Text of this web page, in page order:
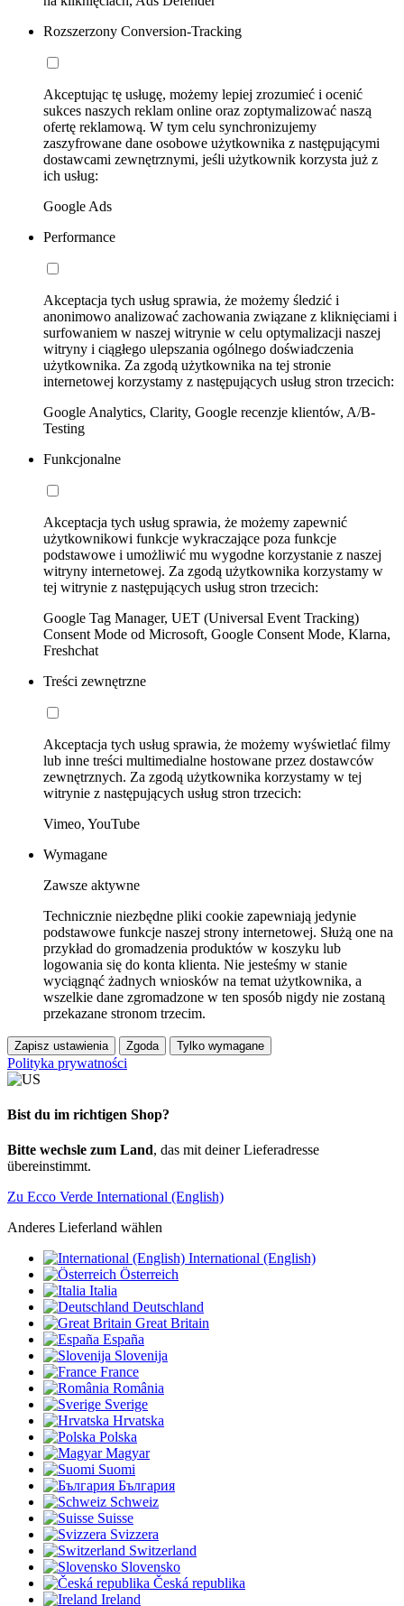
Rozszerzony Conversion-Tracking
Akceptując tę usługę, możemy lepiej zrozumieć i ocenić
sukces naszych reklam online oraz zoptymalizować naszą
ofertę reklamową. W tym celu synchronizujemy
zaszyfrowane dane osobowe użytkownika z następującymi
dostawcami zewnętrznymi, jeśli użytkownik korzysta już z
ich usług:
Google Ads
Performance
Akceptacja tych usług sprawia, że możemy śledzić i
anonimowo analizować zachowania związane z kliknięciami i
surfowaniem w naszej witrynie w celu optymalizacji naszej
witryny i ciągłego ulepszania ogólnego doświadczenia
użytkownika. Za zgodą użytkownika na tej stronie
internetowej korzystamy z następujących usług stron trzecich:
Google Analytics, Clarity, Google recenzje klientów, A/B-
Testing
Funkcjonalne
Akceptacja tych usług sprawia, że możemy zapewnić
użytkownikowi funkcje wykraczające poza funkcje
podstawowe i umożliwić mu wygodne korzystanie z naszej
witryny internetowej. Za zgodą użytkownika korzystamy w
tej witrynie z następujących usług stron trzecich:
Google Tag Manager, UET (Universal Event Tracking)
Consent Mode od Microsoft, Google Consent Mode, Klarna,
Freshchat
Treści zewnętrzne
Akceptacja tych usług sprawia, że możemy wyświetlać filmy
lub inne treści multimedialne hostowane przez dostawców
zewnętrznych. Za zgodą użytkownika korzystamy w tej
witrynie z następujących usług stron trzecich:
Vimeo, YouTube
Wymagane
Zawsze aktywne
Technicznie niezbędne pliki cookie zapewniają jedynie
podstawowe funkcje naszej strony internetowej. Służą one na
przykład do gromadzenia produktów w koszyku lub
logowania się do konta klienta. Nie jesteśmy w stanie
wyciągnąć żadnych wniosków na temat użytkownika, a
wszelkie dane zgromadzone w ten sposób nigdy nie zostaną
przekazane stronom trzecim.
Zapisz ustawienia Zgoda Tylko wymagane
Polityka prywatności
Bist du im richtigen Shop?
Bitte wechsle zum Land, das mit deiner Lieferadresse
übereinstimmt.
Zu Ecco Verde International (English)
Anderes Lieferland wählen
International (English)
Österreich
Italia
Deutschland
Great Britain
España
Slovenija
France
România
Sverige
Hrvatska
Polska
Magyar
Suomi
България
Schweiz
Suisse
Svizzera
Switzerland
Slovensko
Česká republika
Ireland